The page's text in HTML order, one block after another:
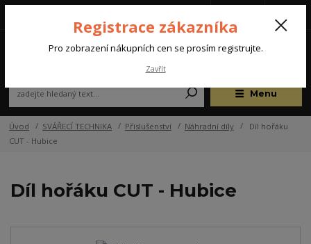
Menu
(Po-Pá, 07:00-15:30 hod.)
Úvod SVÁŘECÍ TECHNIKA Příslušenství Náhradní díly
Díl hořáku
CUT - Hubice
Díl hořáku CUT - Hubice
Registrace zákazníka
Pro zobrazení nákupních cen se prosím registrujte.
Zavřít